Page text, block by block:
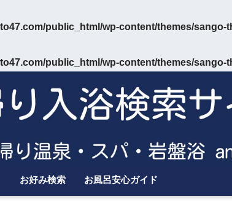
public_html/wp-content/themes/
public_html/wp-content/themes/
お好み検索 お風呂安心ガイド